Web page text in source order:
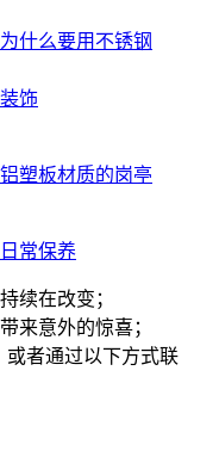
什么要用不锈钢
饰
塑板材质的岗亭
常保养
续在改变；
来意外的惊喜；
或者通过以下方式联